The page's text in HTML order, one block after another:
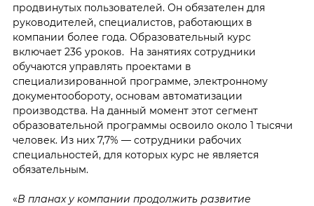
продвинутых пользователей. Он обязателен для
руководителей, специалистов, работающих в
компании более года. Образовательный курс
включает 236 уроков. На занятиях сотрудники
обучаются управлять проектами в
специализированной программе, электронному
документообороту, основам автоматизации
производства. На данный момент этот сегмент
образовательной программы освоило около 1 тысячи
человек. Из них 7,7% — сотрудники рабочих
специальностей, для которых курс не является
обязательным.
«В планах у компании продолжить развитие